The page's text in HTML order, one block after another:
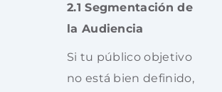
2.1 Segmentación de
la Audiencia
Si tu público objetivo
no está bien definido,